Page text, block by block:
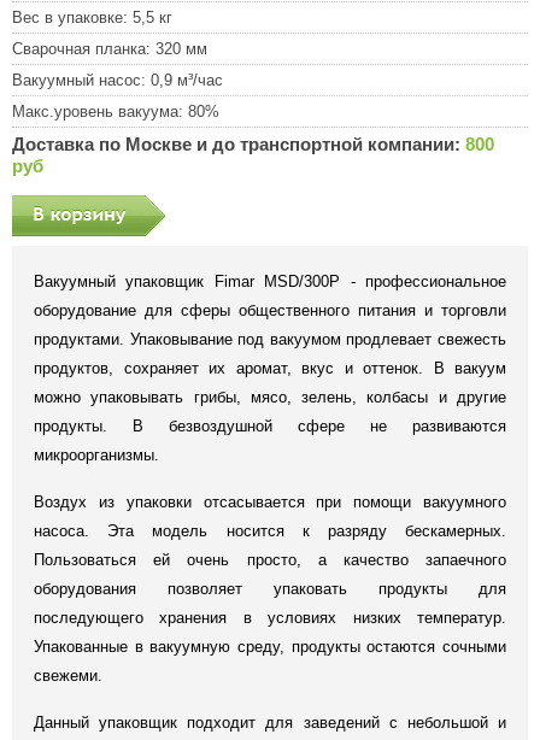
Вес в упаковке: 5,5 кг
Сварочная планка: 320 мм
Вакуумный насос: 0,9 м³/час
Макс.уровень вакуума: 80%
Доставка по Москве и до транспортной компании: 800
руб
Вакуумный упаковщик Fimar MSD/300P - профессиональное
оборудование для сферы общественного питания и торговли
продуктами. Упаковывание под вакуумом продлевает свежесть
продуктов, сохраняет их аромат, вкус и оттенок. В вакуум
можно упаковывать грибы, мясо, зелень, колбасы и другие
продукты. В безвоздушной сфере не развиваются
микроорганизмы.
Воздух из упаковки отсасывается при помощи вакуумного
насоса. Эта модель носится к разряду бескамерных.
Пользоваться ей очень просто, а качество запаечного
оборудования позволяет упаковать продукты для
последующего хранения в условиях низких температур.
Упакованные в вакуумную среду, продукты остаются сочными
свежеми.
Данный упаковщик подходит для заведений с небольшой и